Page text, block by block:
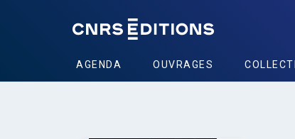
AGENDA OUVRAGES